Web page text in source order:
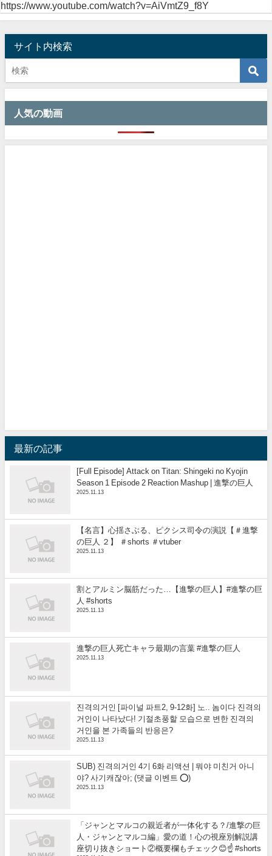
https://www.youtube.com/watch?v=AiVmtZ9_f8Y
サイト内検索
人気の動画
最新の記事
[Full Episode] Attack on Titan: Shingeki no Kyojin
Season 1 Episode 2 Reaction Mashup | 進撃の巨人
2025.11.13
【名言】心揺さぶる、ピクシス司令の演説【＃進撃
の巨人 ２】 ＃shorts ＃vtuber
2025.11.13
割とアルミン脳筋だった…【進撃の巨人】#進撃の巨
人 #shorts
2025.11.13
進撃の巨人死亡キャラ最期の言葉 #進撃の巨人
2025.11.13
진격의거인 [파이널 파트2, 9-12화] 노.. 놈이다 진격의
거인이 나타났다! 기절초풍할 모습으로 변한 진격의
거인을 본 가족들의 반응은?
2025.11.13
SUB) 진격의거인 4기 6화 리액션 | 뭐야 미친거 아니
야? 사기캐잖아; (댓글 이벤트 ⭕)
2025.11.13
「ジャンとマルコの親近者が一体化する？/進撃の巨
人・ジャンとマルコ編」愛の道！心の視座別解説講
座切り抜きショート②概要欄もチェック😊☝️ #shorts